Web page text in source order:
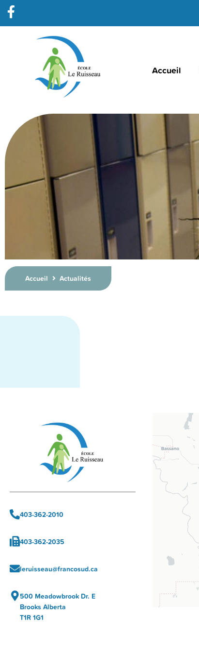
Accueil
Accueil Actualités
403-362-2010
403-362-2035
leruisseau@francosud.ca
500 Meadowbrook Dr. E
Brooks Alberta
T1R 1G1